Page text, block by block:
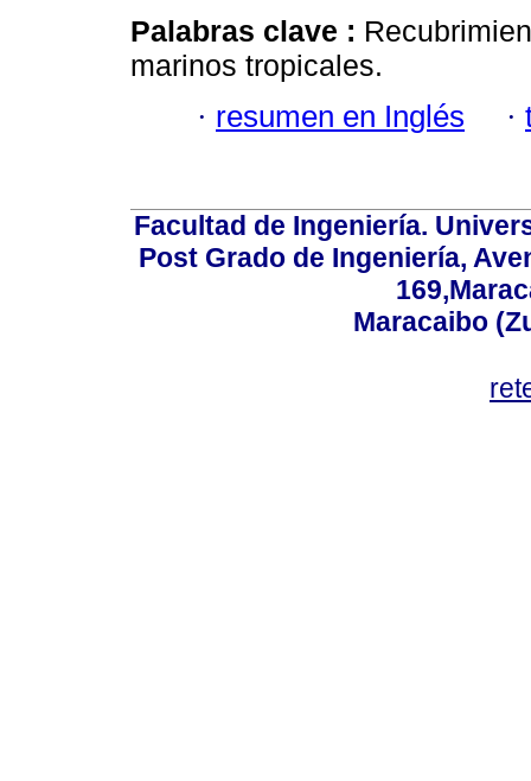
Palabras clave :
marinos tropicales.
· resumen en Inglés ·
Facultad de Ingeniería.
Post Grado de Ingeniería,
Maracaibo